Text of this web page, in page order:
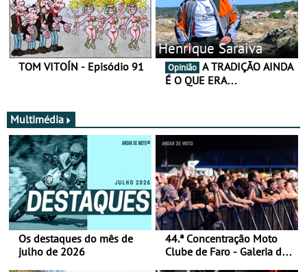
TOM VITOÍN - Episódio 91
Henrique Saraiva
Opinião
É O QUE ERA…
Multimédia
Os destaques do mês de
julho de 2026
44.ª Concentração Moto
Clube de Faro - Galeria de